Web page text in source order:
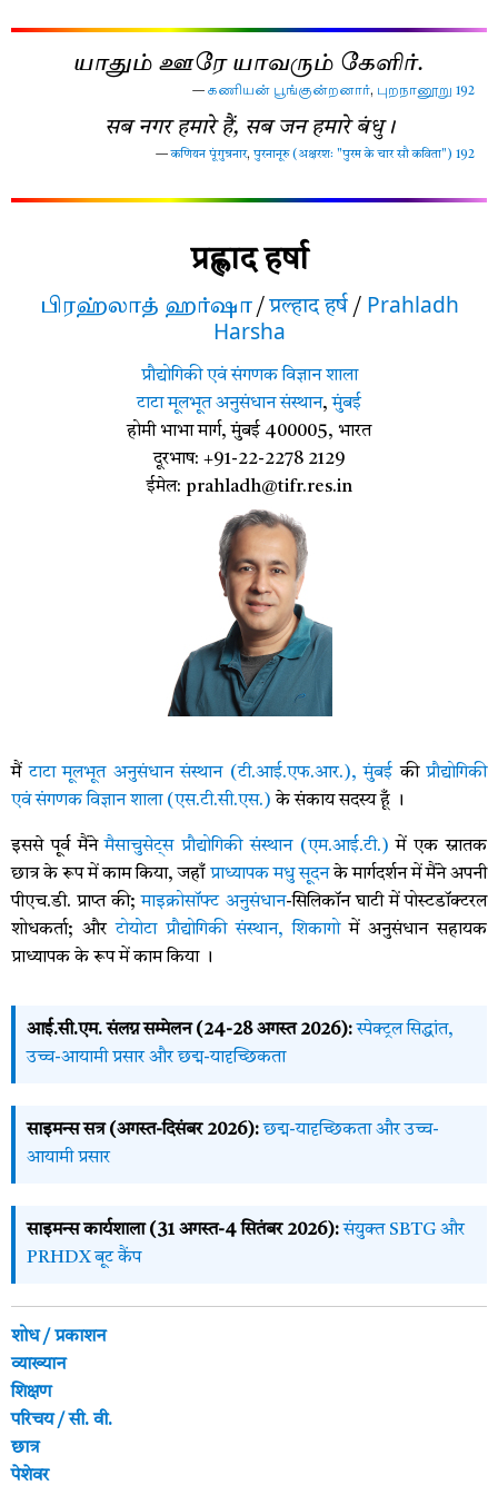
யாதும் ஊரே யாவரும் கேளிர்.
—கணியன் பூங்குன்றனார், புறநானூறு 192
सब नगर हमारे हैं, सब जन हमारे बंधु।
—कणियन पूंगुन्रनार,पुरनानूरु (अक्षरशः "पुरम के चार सौ कविता") 192
प्रह्लाद हर्षा
பிரஹ்லாத் ஹர்ஷா/ प्रल्हाद हर्ष/ Prahladh
Harsha
प्रौद्योगिकी एवं संगणक विज्ञान शाला
टाटा मूलभूत अनुसंधान संस्थान,मुंबई
होमी भाभा मार्ग, मुंबई 400005, भारत
दूरभाष: +91-22-2278 2129
ईमेल: prahladh@tifr.res.in
मैंटाटा मूलभूत अनुसंधान संस्थान (टी.आई.एफ.आर.), मुंबईकी प्रौद्योगिकी
एवं संगणक विज्ञान शाला (एस.टी.सी.एस.) के संकाय सदस्य हूँ ।
इससे पूर्व मैंनेमैसाचुसेट्स प्रौद्योगिकी संस्थान (एम.आई.टी.) में एक स्नातक
छात्र के रूप में काम किया, जहाँ प्राध्यापक मधु सूदनके मार्गदर्शन में मैंने अपनी
पीएच.डी. प्राप्त की;माइक्रोसॉफ्ट अनुसंधान-सिलिकॉन घाटी में पोस्टडॉक्टरल
शोधकर्ता; औरटोयोटा प्रौद्योगिकी संस्थान, शिकागोमें अनुसंधान सहायक
प्राध्यापक के रूप में काम किया ।
आई.सी.एम. संलग्न सम्मेलन (24-28 अगस्त 2026): स्पेक्ट्रल सिद्धांत,
उच्च-आयामी प्रसार और छद्म-यादृच्छिकता
साइमन्स सत्र (अगस्त-दिसंबर 2026): छद्म-यादृच्छिकता और उच्च-
आयामी प्रसार
साइमन्स कार्यशाला (31 अगस्त-4 सितंबर 2026): संयुक्त SBTG और
PRHDX बूट कैंप
शोध / प्रकाशन
व्याख्यान
शिक्षण
परिचय / सी. वी.
छात्र
पेशेवर